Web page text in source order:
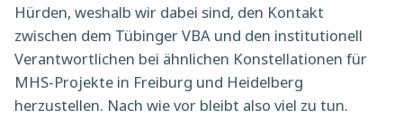
Hürden, weshalb wir dabei sind, den Kontakt
zwischen dem Tübinger VBA und den institutionell
Verantwortlichen bei ähnlichen Konstellationen für
MHS-Projekte in Freiburg und Heidelberg
herzustellen. Nach wie vor bleibt also viel zu tun.